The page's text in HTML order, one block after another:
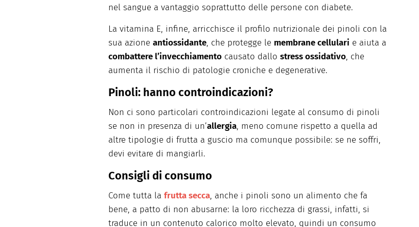
nel sangue a vantaggio soprattutto delle persone con diabete.
La vitamina E, infine, arricchisce il profilo nutrizionale dei pinoli con la
sua azione antiossidante, che protegge le membrane cellulari e aiuta a
combattere l’invecchiamento causato dallo stress ossidativo, che
aumenta il rischio di patologie croniche e degenerative.
Pinoli: hanno controindicazioni?
Non ci sono particolari controindicazioni legate al consumo di pinoli
se non in presenza di un’allergia, meno comune rispetto a quella ad
altre tipologie di frutta a guscio ma comunque possibile: se ne soffri,
devi evitare di mangiarli.
Consigli di consumo
Come tutta la frutta secca, anche i pinoli sono un alimento che fa
bene, a patto di non abusarne: la loro ricchezza di grassi, infatti, si
traduce in un contenuto calorico molto elevato, quindi un consumo